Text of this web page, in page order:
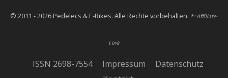
© 2011 - 2026 Pedelecs & E-Bikes. Alle Rechte vorbehalten. *=Affiliate-
Link
ISSN 2698-7554 Impressum
Datenschutz